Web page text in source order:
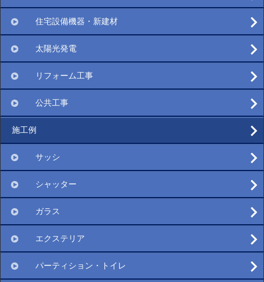
住宅設備機器・新建材
太陽光発電
リフォーム工事
公共工事
施工例
サッシ
シャッター
ガラス
エクステリア
パーティション・トイレ